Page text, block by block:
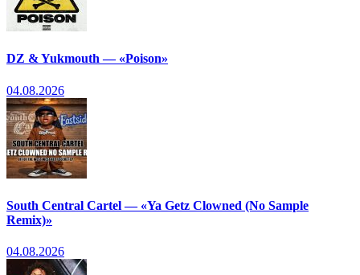
DZ & Yukmouth — «Poison»
04.08.2026
South Central Cartel — «Ya Getz Clowned (No Sample
Remix)»
04.08.2026